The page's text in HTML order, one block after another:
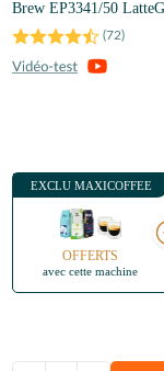
Brew EP3341/50
(72)
EXCLU MAXICOFFEE
OFFERTS
avec cette machine